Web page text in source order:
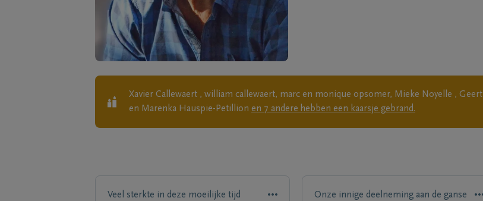
Xavier Callewaert , william callewaert, marc en monique opsomer, Mieke Noyelle , Geert
en Marenka Hauspie-Petillion en 7 andere hebben een kaarsje gebrand.
Veel sterkte in deze moeilijke tijd
Onze innige deelneming aan de ganse